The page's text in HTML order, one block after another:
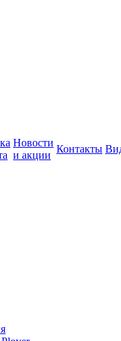
Новости
и акции
Контакты